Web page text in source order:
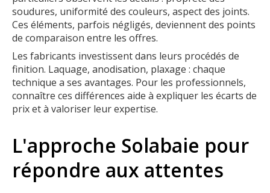
soudures, uniformité des couleurs, aspect des joints.
Ces éléments, parfois négligés, deviennent des points
de comparaison entre les offres.
Les fabricants investissent dans leurs procédés de
finition. Laquage, anodisation, plaxage : chaque
technique a ses avantages. Pour les professionnels,
connaître ces différences aide à expliquer les écarts de
prix et à valoriser leur expertise.
L'approche Solabaie pour
répondre aux attentes